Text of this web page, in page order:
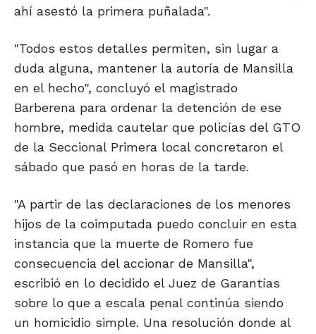
ahí asestó la primera puñalada".
"Todos estos detalles permiten, sin lugar a
duda alguna, mantener la autoría de Mansilla
en el hecho", concluyó el magistrado
Barberena para ordenar la detención de ese
hombre, medida cautelar que policías del GTO
de la Seccional Primera local concretaron el
sábado que pasó en horas de la tarde.
"A partir de las declaraciones de los menores
hijos de la coimputada puedo concluir en esta
instancia que la muerte de Romero fue
consecuencia del accionar de Mansilla",
escribió en lo decidido el Juez de Garantías
sobre lo que a escala penal continúa siendo
un homicidio simple. Una resolución donde al